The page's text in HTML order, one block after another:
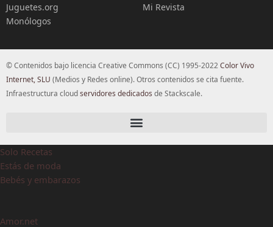
Juguetes.org
Monólogos
Mi Revista
© Contenidos bajo licencia Creative Commons (CC) 1995-2022Color Vivo
Internet, SLU (Medios y Redes online). Otros contenidos se cita fuente.
Infraestructura cloudservidores dedicados de Stackscale.
Solo Recetas
Estás de moda
Bebés y embarazos
Amor.net